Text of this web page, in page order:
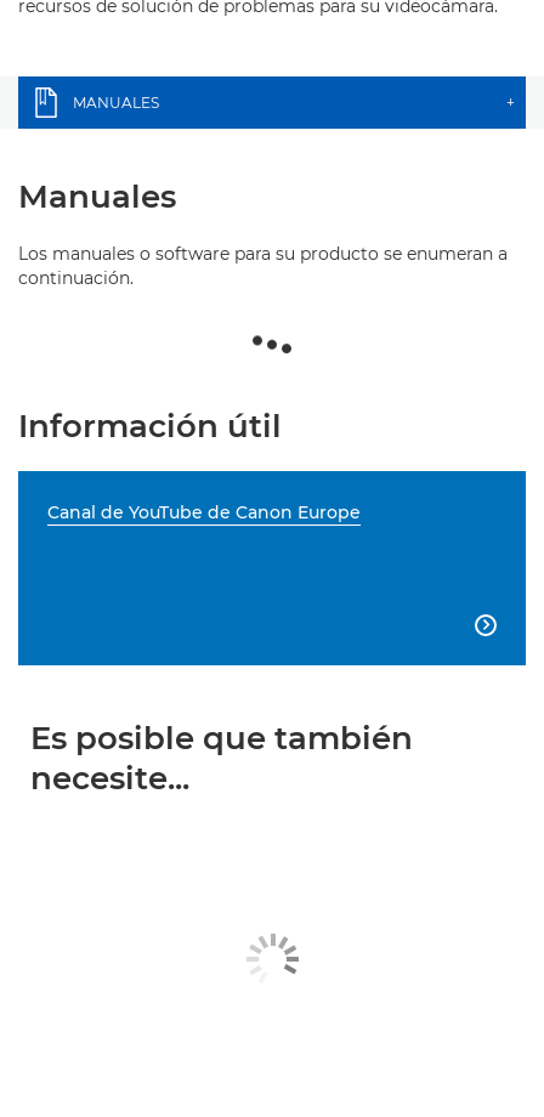
recursos de solución de problemas para su videocámara.
MANUALES +
Manuales
Los manuales o software para su producto se enumeran a
continuación.
Información útil
Canal de YouTube de Canon Europe

Es posible que también
necesite...